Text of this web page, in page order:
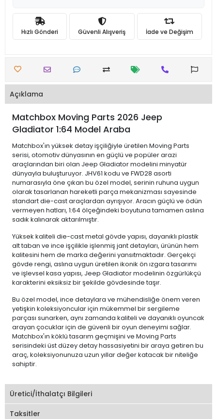
Hızlı Gönderi Güvenli Alışveriş İade ve Değişim
Açıklama
Matchbox Moving Parts 2026 Jeep
Gladiator 1:64 Model Araba
Matchbox'ın yüksek detay işçiliğiyle üretilen Moving Parts
serisi, otomotiv dünyasının en güçlü ve popüler arazi
araçlarından biri olan Jeep Gladiator modelini minyatür
dünyayla buluşturuyor. JHV61 kodu ve FWD28 asorti
numarasıyla öne çıkan bu özel model, serinin ruhuna uygun
olarak tasarlanan hareketli parça mekanizması sayesinde
standart die-cast araçlardan ayrışıyor. Aracın güçlü ve ödün
vermeyen hatları, 1:64 ölçeğindeki boyutuna tamamen aslına
sadık kalınarak aktarılmıştır.
Yüksek kaliteli die-cast metal gövde yapısı, dayanıklı plastik
alt taban ve ince işçilikle işlenmiş jant detayları, ürünün hem
kalitesini hem de marka değerini yansıtmaktadır. Gerçekçi
gövde rengi, aslına uygun üretilen ikonik ön ızgara tasarımı
ve işlevsel kasa yapısı, Jeep Gladiator modelinin özgürlükçü
karakterini eksiksiz bir şekilde gövdesinde taşır.
Bu özel model, ince detaylara ve mühendisliğe önem veren
yetişkin koleksiyoncular için mükemmel bir sergileme
parçası sunarken, aynı zamanda kaliteli ve dayanıklı oyuncak
arayan çocuklar için de güvenli bir oyun deneyimi sağlar.
Matchbox'ın köklü tasarım geçmişini ve Moving Parts
serisindeki üst düzey detay hassasiyetini bir araya getiren bu
araç, koleksiyonunuza uzun yıllar değer katacak bir niteliğe
sahiptir.
Üretici/İthalatçı Bilgileri
Taksitler